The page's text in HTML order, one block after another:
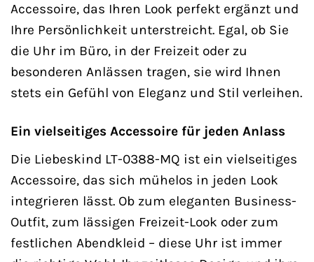
Accessoire, das Ihren Look perfekt ergänzt und
Ihre Persönlichkeit unterstreicht. Egal, ob Sie
die Uhr im Büro, in der Freizeit oder zu
besonderen Anlässen tragen, sie wird Ihnen
stets ein Gefühl von Eleganz und Stil verleihen.
Ein vielseitiges Accessoire für jeden Anlass
Die Liebeskind LT-0388-MQ ist ein vielseitiges
Accessoire, das sich mühelos in jeden Look
integrieren lässt. Ob zum eleganten Business-
Outfit, zum lässigen Freizeit-Look oder zum
festlichen Abendkleid – diese Uhr ist immer